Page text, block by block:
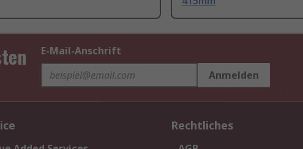
E-Mail-Anschrift
Anmelden
Rechtliches